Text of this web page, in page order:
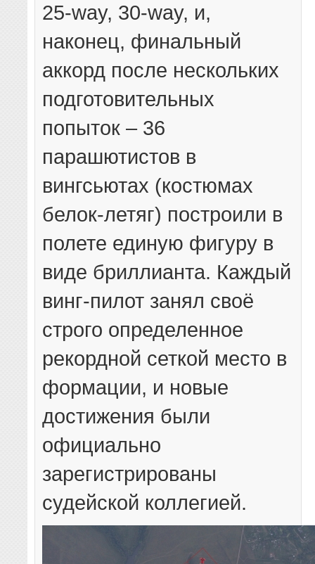
25-way, 30-way, и,
наконец, финальный
аккорд после нескольких
подготовительных
попыток – 36
парашютистов в
вингсьютах (костюмах
белок-летяг) построили в
полете единую фигуру в
виде бриллианта. Каждый
винг-пилот занял своё
строго определенное
рекордной сеткой место в
формации, и новые
достижения были
официально
зарегистрированы
судейской коллегией.